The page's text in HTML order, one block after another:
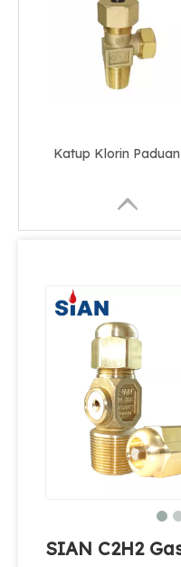
SIAN C2H2